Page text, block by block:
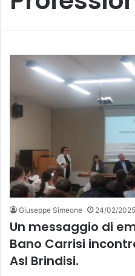
Giuseppe Simeone 24/02/2025
Un messaggio di
Bano Carrisi
Asl Brindisi.